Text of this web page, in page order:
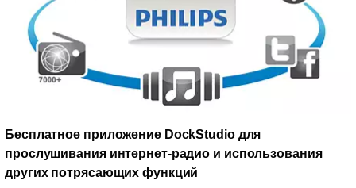
Бесплатное приложение DockStudio для
прослушивания интернет-радио и использования
других потрясающих функций